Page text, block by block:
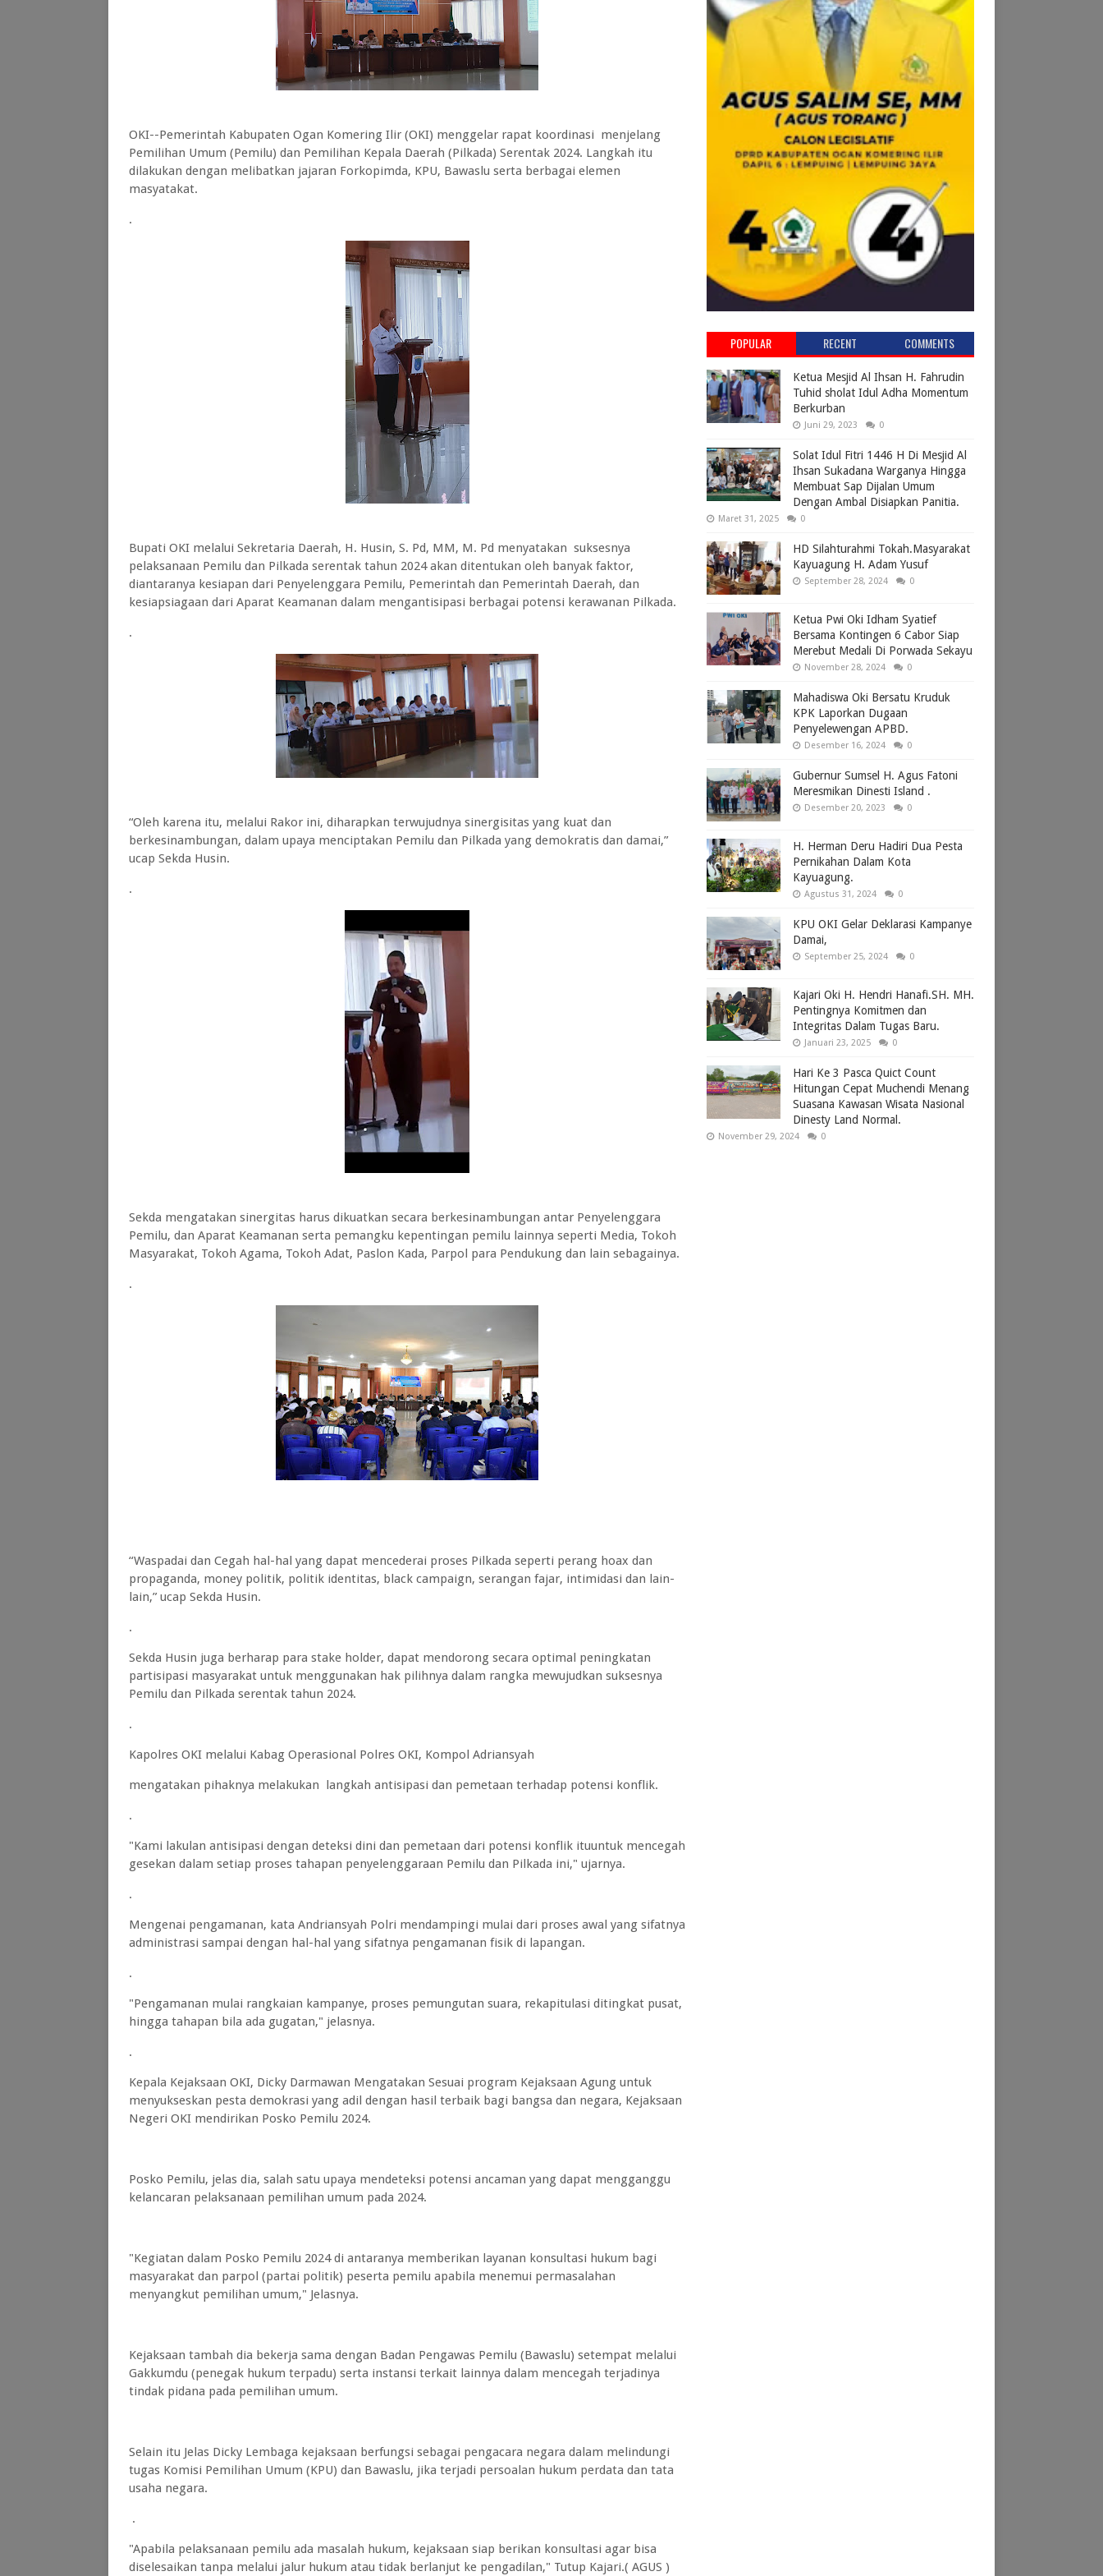
OKI--Pemerintah Kabupaten Ogan Komering Ilir (OKI) menggelar rapat koordinasi menjelang
Pemilihan Umum (Pemilu) dan Pemilihan Kepala Daerah (Pilkada) Serentak 2024. Langkah itu
dilakukan dengan melibatkan jajaran Forkopimda, KPU, Bawaslu serta berbagai elemen
masyatakat.
.
Bupati OKI melalui Sekretaria Daerah, H. Husin, S. Pd, MM, M. Pd menyatakan suksesnya
pelaksanaan Pemilu dan Pilkada serentak tahun 2024 akan ditentukan oleh banyak faktor,
diantaranya kesiapan dari Penyelenggara Pemilu, Pemerintah dan Pemerintah Daerah, dan
kesiapsiagaan dari Aparat Keamanan dalam mengantisipasi berbagai potensi kerawanan Pilkada.
.
“Oleh karena itu, melalui Rakor ini, diharapkan terwujudnya sinergisitas yang kuat dan
berkesinambungan, dalam upaya menciptakan Pemilu dan Pilkada yang demokratis dan damai,”
ucap Sekda Husin.
.
Sekda mengatakan sinergitas harus dikuatkan secara berkesinambungan antar Penyelenggara
Pemilu, dan Aparat Keamanan serta pemangku kepentingan pemilu lainnya seperti Media, Tokoh
Masyarakat, Tokoh Agama, Tokoh Adat, Paslon Kada, Parpol para Pendukung dan lain sebagainya.
.
“Waspadai dan Cegah hal-hal yang dapat mencederai proses Pilkada seperti perang hoax dan
propaganda, money politik, politik identitas, black campaign, serangan fajar, intimidasi dan lain-
lain,” ucap Sekda Husin.
.
Sekda Husin juga berharap para stake holder, dapat mendorong secara optimal peningkatan
partisipasi masyarakat untuk menggunakan hak pilihnya dalam rangka mewujudkan suksesnya
Pemilu dan Pilkada serentak tahun 2024.
.
Kapolres OKI melalui Kabag Operasional Polres OKI, Kompol Adriansyah
mengatakan pihaknya melakukan langkah antisipasi dan pemetaan terhadap potensi konflik.
.
"Kami lakulan antisipasi dengan deteksi dini dan pemetaan dari potensi konflik ituuntuk mencegah
gesekan dalam setiap proses tahapan penyelenggaraan Pemilu dan Pilkada ini," ujarnya.
.
Mengenai pengamanan, kata Andriansyah Polri mendampingi mulai dari proses awal yang sifatnya
administrasi sampai dengan hal-hal yang sifatnya pengamanan fisik di lapangan.
.
"Pengamanan mulai rangkaian kampanye, proses pemungutan suara, rekapitulasi ditingkat pusat,
hingga tahapan bila ada gugatan," jelasnya.
.
Kepala Kejaksaan OKI, Dicky Darmawan Mengatakan Sesuai program Kejaksaan Agung untuk
menyukseskan pesta demokrasi yang adil dengan hasil terbaik bagi bangsa dan negara, Kejaksaan
Negeri OKI mendirikan Posko Pemilu 2024.
Posko Pemilu, jelas dia, salah satu upaya mendeteksi potensi ancaman yang dapat mengganggu
kelancaran pelaksanaan pemilihan umum pada 2024.
"Kegiatan dalam Posko Pemilu 2024 di antaranya memberikan layanan konsultasi hukum bagi
masyarakat dan parpol (partai politik) peserta pemilu apabila menemui permasalahan
menyangkut pemilihan umum," Jelasnya.
Kejaksaan tambah dia bekerja sama dengan Badan Pengawas Pemilu (Bawaslu) setempat melalui
Gakkumdu (penegak hukum terpadu) serta instansi terkait lainnya dalam mencegah terjadinya
tindak pidana pada pemilihan umum.
Selain itu Jelas Dicky Lembaga kejaksaan berfungsi sebagai pengacara negara dalam melindungi
tugas Komisi Pemilihan Umum (KPU) dan Bawaslu, jika terjadi persoalan hukum perdata dan tata
usaha negara.
.
"Apabila pelaksanaan pemilu ada masalah hukum, kejaksaan siap berikan konsultasi agar bisa
diselesaikan tanpa melalui jalur hukum atau tidak berlanjut ke pengadilan," Tutup Kajari.( AGUS )
POPULAR RECENT COMMENTS
Ketua Mesjid Al Ihsan H. Fahrudin
Tuhid sholat Idul Adha Momentum
Berkurban
Juni 29, 2023 0
Solat Idul Fitri 1446 H Di Mesjid Al
Ihsan Sukadana Warganya Hingga
Membuat Sap Dijalan Umum
Dengan Ambal Disiapkan Panitia.
Maret 31, 2025 0
HD Silahturahmi Tokah.Masyarakat
Kayuagung H. Adam Yusuf
September 28, 2024 0
Ketua Pwi Oki Idham Syatief
Bersama Kontingen 6 Cabor Siap
Merebut Medali Di Porwada Sekayu
November 28, 2024 0
Mahadiswa Oki Bersatu Kruduk
KPK Laporkan Dugaan
Penyelewengan APBD.
Desember 16, 2024 0
Gubernur Sumsel H. Agus Fatoni
Meresmikan Dinesti Island .
Desember 20, 2023 0
H. Herman Deru Hadiri Dua Pesta
Pernikahan Dalam Kota
Kayuagung.
Agustus 31, 2024 0
KPU OKI Gelar Deklarasi Kampanye
Damai,
September 25, 2024 0
Kajari Oki H. Hendri Hanafi.SH. MH.
Pentingnya Komitmen dan
Integritas Dalam Tugas Baru.
Januari 23, 2025 0
Hari Ke 3 Pasca Quict Count
Hitungan Cepat Muchendi Menang
Suasana Kawasan Wisata Nasional
Dinesty Land Normal.
November 29, 2024 0